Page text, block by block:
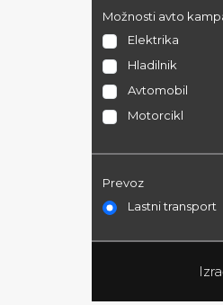
Možnosti avto
Elektrika
Hladilnik
Avtomobil
Motorcikl
Prevoz
Lastni transport